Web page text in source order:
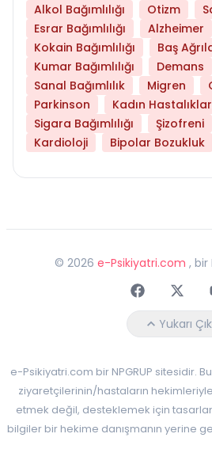
Alkol Bağımlılığı
Otizm
Esrar Bağımlılığı
Alzheimer
Kokain Bağımlılığı
Baş
Kumar Bağımlılığı
Demans
Sanal Bağımlılık
Migren
Parkinson
Kadın
Sigara Bağımlılığı
Şizofreni
Kardioloji
Bipolar Bozukluk
© 2026 e-Psikiyatri.com , bir
Faceebok
Yukarı Çık
e-Psikiyatri.com bir NPGRUP sitesidir.
ziyaretçilerinin/hastaların
etmek değil, desteklemek için
bilgiler bir hekime danışmanın yerine